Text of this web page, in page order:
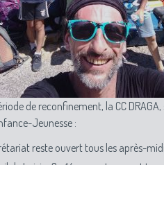
de reconfinement, la CC
Jeunesse :
reste ouvert tous les après-
de Loisirs 3 - 14 ans reste ouvert
de jeunes 14 - 17 ans (à Bourg-